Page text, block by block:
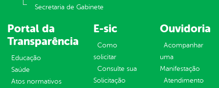
Secretaria de Gabinete
Portal da
Transparência
Educação
Saúde
Atos normativos
E-sic
Como
solicitar
Consulte sua
Solicitação
Ouvidoria
Acompanhar
uma
Manifestação
Atendimento